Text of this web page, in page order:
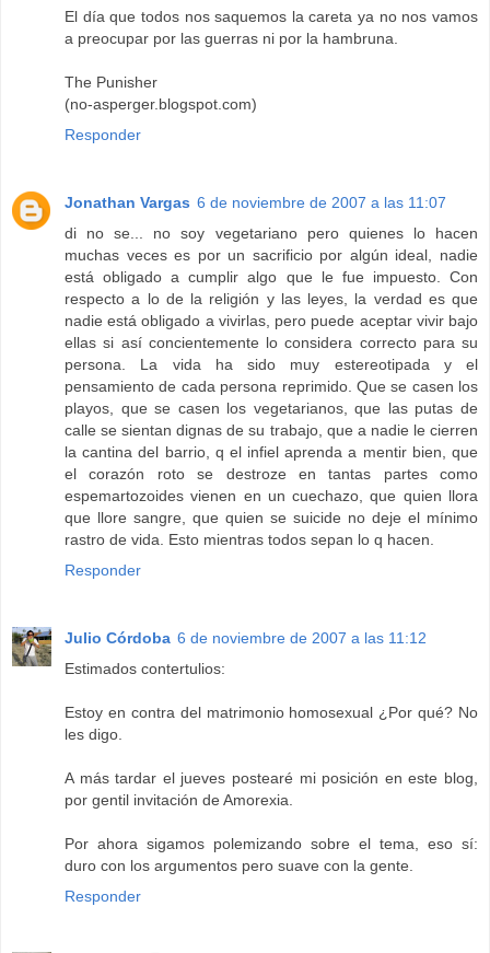
El día que todos nos saquemos la careta ya no nos vamos
a preocupar por las guerras ni por la hambruna.
The Punisher
(no-asperger.blogspot.com)
Responder
Jonathan Vargas 6 de noviembre de 2007 a las 11:07
di no se... no soy vegetariano pero quienes lo hacen
muchas veces es por un sacrificio por algún ideal, nadie
está obligado a cumplir algo que le fue impuesto. Con
respecto a lo de la religión y las leyes, la verdad es que
nadie está obligado a vivirlas, pero puede aceptar vivir bajo
ellas si así concientemente lo considera correcto para su
persona. La vida ha sido muy estereotipada y el
pensamiento de cada persona reprimido. Que se casen los
playos, que se casen los vegetarianos, que las putas de
calle se sientan dignas de su trabajo, que a nadie le cierren
la cantina del barrio, q el infiel aprenda a mentir bien, que
el corazón roto se destroze en tantas partes como
espemartozoides vienen en un cuechazo, que quien llora
que llore sangre, que quien se suicide no deje el mínimo
rastro de vida. Esto mientras todos sepan lo q hacen.
Responder
Julio Córdoba 6 de noviembre de 2007 a las 11:12
Estimados contertulios:
Estoy en contra del matrimonio homosexual ¿Por qué? No
les digo.
A más tardar el jueves postearé mi posición en este blog,
por gentil invitación de Amorexia.
Por ahora sigamos polemizando sobre el tema, eso sí:
duro con los argumentos pero suave con la gente.
Responder